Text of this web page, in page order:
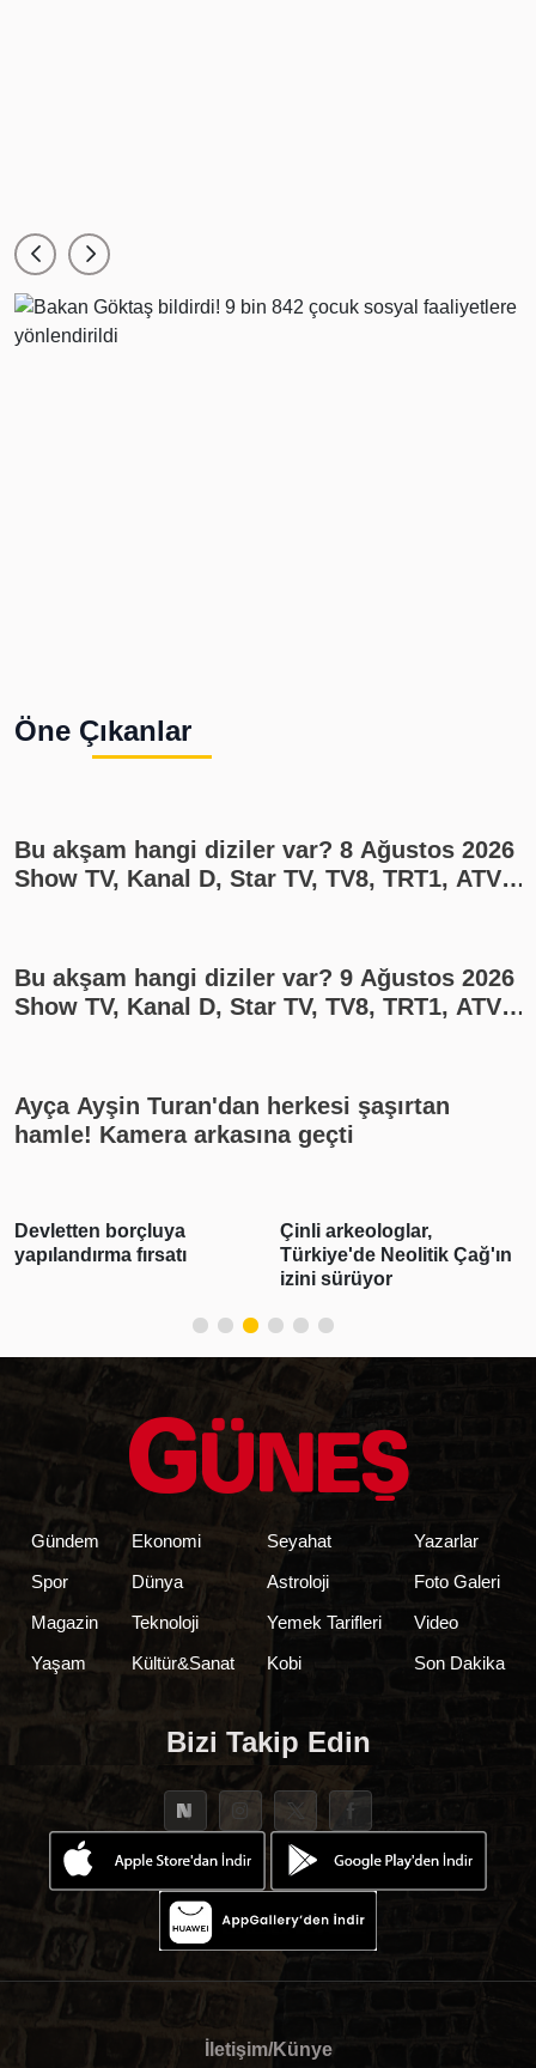
Öne Çıkanlar
Bu akşam hangi diziler var? 8 Ağustos 2026
Show TV, Kanal D, Star TV, TV8, TRT1, ATV
Bu akşam hangi diziler var? 9 Ağustos 2026
Show TV, Kanal D, Star TV, TV8, TRT1, ATV
Ayça Ayşin Turan'dan herkesi şaşırtan
hamle! Kamera arkasına geçti
Devletten borçluya
yapılandırma fırsatı
Çinli arkeologlar,
Türkiye'de Neolitik Çağ'ın
izini sürüyor
Gündem
Spor
Magazin
Yaşam
Ekonomi
Dünya
Teknoloji
Kültür&Sanat
Seyahat
Astroloji
Yemek Tarifleri
Kobi
Yazarlar
Foto Galeri
Video
Son Dakika
Bizi Takip Edin
İletişim/Künye